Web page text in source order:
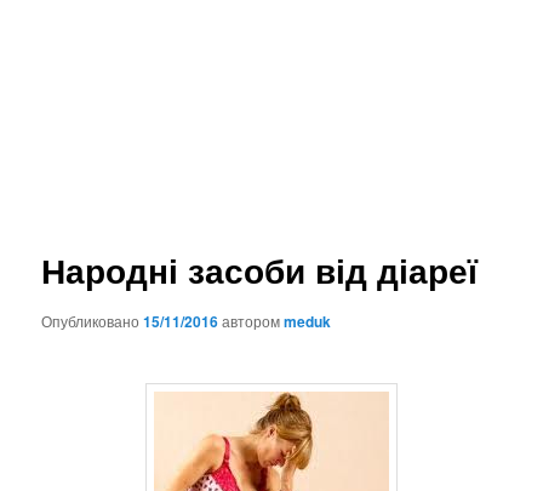
Народні засоби від діареї
Опубликовано15/11/2016авторомmeduk